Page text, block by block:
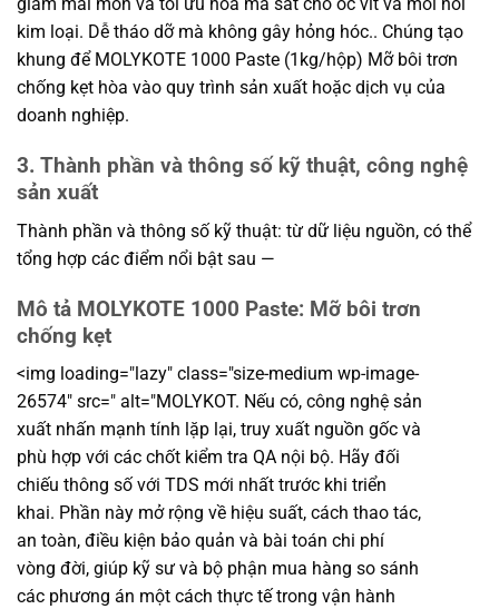
giảm mài mòn và tối ưu hóa ma sát cho ốc vít và mối nối
kim loại. Dễ tháo dỡ mà không gây hỏng hóc.. Chúng tạo
khung để MOLYKOTE 1000 Paste (1kg/hộp) Mỡ bôi trơn
chống kẹt hòa vào quy trình sản xuất hoặc dịch vụ của
doanh nghiệp.
3. Thành phần và thông số kỹ thuật, công nghệ
sản xuất
Thành phần và thông số kỹ thuật: từ dữ liệu nguồn, có thể
tổng hợp các điểm nổi bật sau —
Mô tả MOLYKOTE 1000 Paste: Mỡ bôi trơn
chống kẹt
<img loading="lazy" class="size-medium wp-image-
26574" src=" alt="MOLYKOT. Nếu có, công nghệ sản
xuất nhấn mạnh tính lặp lại, truy xuất nguồn gốc và
phù hợp với các chốt kiểm tra QA nội bộ. Hãy đối
chiếu thông số với TDS mới nhất trước khi triển
khai. Phần này mở rộng về hiệu suất, cách thao tác,
an toàn, điều kiện bảo quản và bài toán chi phí
vòng đời, giúp kỹ sư và bộ phận mua hàng so sánh
các phương án một cách thực tế trong vận hành